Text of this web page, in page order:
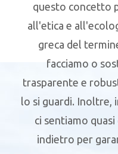
questo concetto
all'etica e
greca del
facciamo o
trasparente e
lo si guardi. Inoltre,
ci sentiamo
indietro per